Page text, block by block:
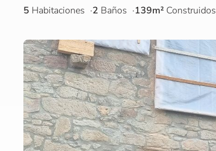
5 Habitaciones 2 Baños 139m² Construidos